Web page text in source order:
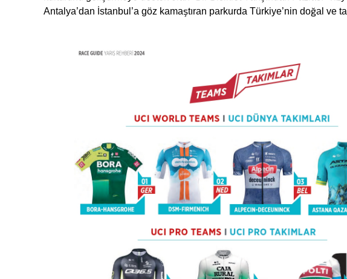
Antalya’dan İstanbul’a göz kamaştıran parkurda Türkiye’nin doğal